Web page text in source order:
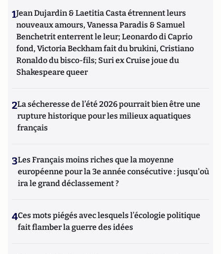
technologies sur les administrations à l’Ena en 1998. Enfin, il
a été le concepteur de « Passeport pour le Cybermonde », la
première exposition entièrement en réseau créée à la Cité
des Sciences et de l’Industrie en 1997.
1Jean Dujardin & Laetitia Casta étrennent leurs
nouveaux amours, Vanessa Paradis & Samuel
Benchetrit enterrent le leur; Leonardo di Caprio
fond, Victoria Beckham fait du brukini, Cristiano
Ronaldo du bisco-fils; Suri ex Cruise joue du
Shakespeare queer
2La sécheresse de l’été 2026 pourrait bien être une
rupture historique pour les milieux aquatiques
français
3Les Français moins riches que la moyenne
européenne pour la 3e année consécutive : jusqu'où
ira le grand déclassement ?
4Ces mots piégés avec lesquels l’écologie politique
fait flamber la guerre des idées